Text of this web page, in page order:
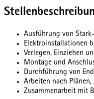
Ausführung von
Elektroinstallationen
Verlegen, Einziehen
Montage und
Durchführung von
Arbeiten nach
Zusammenarbeit mit